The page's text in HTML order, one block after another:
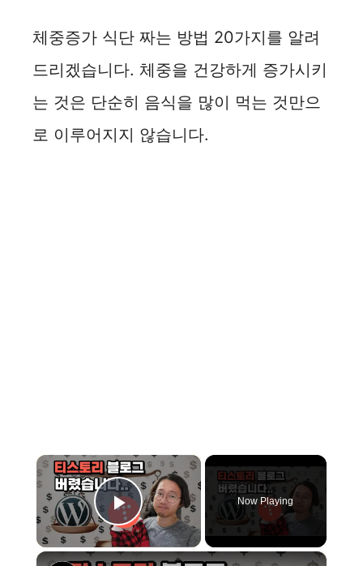
체중증가 식단 짜는 방법 20가지를 알려
드리겠습니다. 체중을 건강하게 증가시키
는 것은 단순히 음식을 많이 먹는 것만으
로 이루어지지 않습니다.
×
Play Video
Now Playing
×